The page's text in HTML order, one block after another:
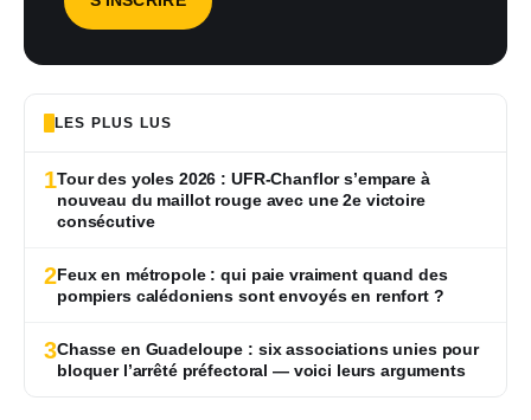
LES PLUS LUS
1Tour des yoles 2026 : UFR-Chanflor s’empare à
nouveau du maillot rouge avec une 2e victoire
consécutive
2Feux en métropole : qui paie vraiment quand des
pompiers calédoniens sont envoyés en renfort ?
3Chasse en Guadeloupe : six associations unies pour
bloquer l’arrêté préfectoral — voici leurs arguments